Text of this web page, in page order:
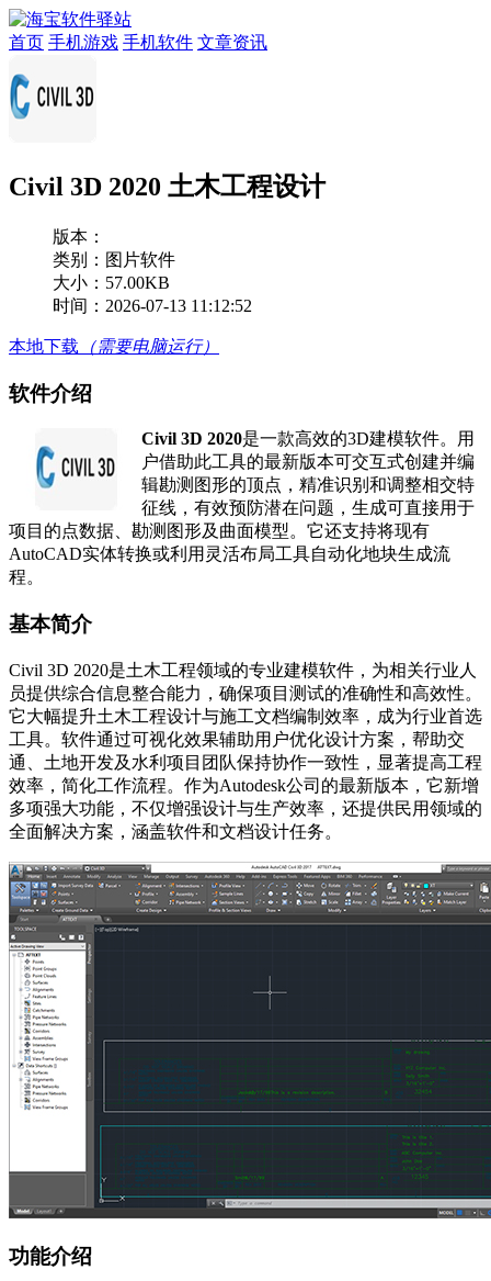
首页 手机游戏 手机软件 文章资讯
Civil 3D 2020 土木工程设计
版本：
类别：图片软件
大小：57.00KB
时间：2026-07-13 11:12:52
本地下载 （需要电脑运行）
软件介绍
Civil 3D 2020是一款高效的3D建模软件。用
户借助此工具的最新版本可交互式创建并编
辑勘测图形的顶点，精准识别和调整相交特
征线，有效预防潜在问题，生成可直接用于
项目的点数据、勘测图形及曲面模型。它还支持将现有
AutoCAD实体转换或利用灵活布局工具自动化地块生成流
程。
基本简介
Civil 3D 2020是土木工程领域的专业建模软件，为相关行业人
员提供综合信息整合能力，确保项目测试的准确性和高效性。
它大幅提升土木工程设计与施工文档编制效率，成为行业首选
工具。软件通过可视化效果辅助用户优化设计方案，帮助交
通、土地开发及水利项目团队保持协作一致性，显著提高工程
效率，简化工作流程。作为Autodesk公司的最新版本，它新增
多项强大功能，不仅增强设计与生产效率，还提供民用领域的
全面解决方案，涵盖软件和文档设计任务。
功能介绍